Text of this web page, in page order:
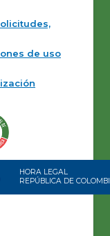
de uso